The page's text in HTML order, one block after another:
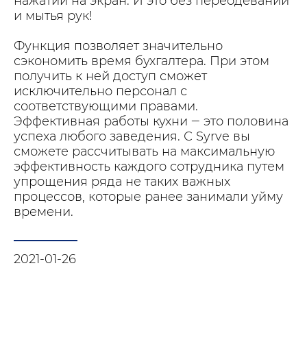
и мытья рук!
Функция позволяет значительно
сэкономить время бухгалтера. При этом
получить к ней доступ сможет
исключительно персонал с
соответствующими правами.
Эффективная работы кухни ‒ это половина
успеха любого заведения. С Syrve вы
сможете рассчитывать на максимальную
эффективность каждого сотрудника путем
упрощения ряда не таких важных
процессов, которые ранее занимали уйму
времени.
2021-01-26